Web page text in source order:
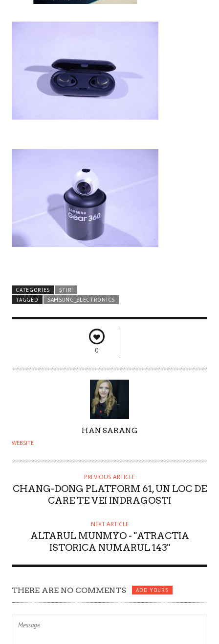
CATEGORIES
ȘTIRI
TAGGED
SAMSUNG_ELECTRONICS
0
U
H
R
HAN SARANG
WEBSITE
PREVIOUS ARTICLE
CHANG-DONG PLATFORM 61, UN LOC DE
CARE TE VEI INDRAGOSTI
NEXT ARTICLE
ALTARUL MUNMYO - "ATRACTIA
ISTORICA NUMARUL 143"
THERE ARE NO COMMENTS ADD YOURS